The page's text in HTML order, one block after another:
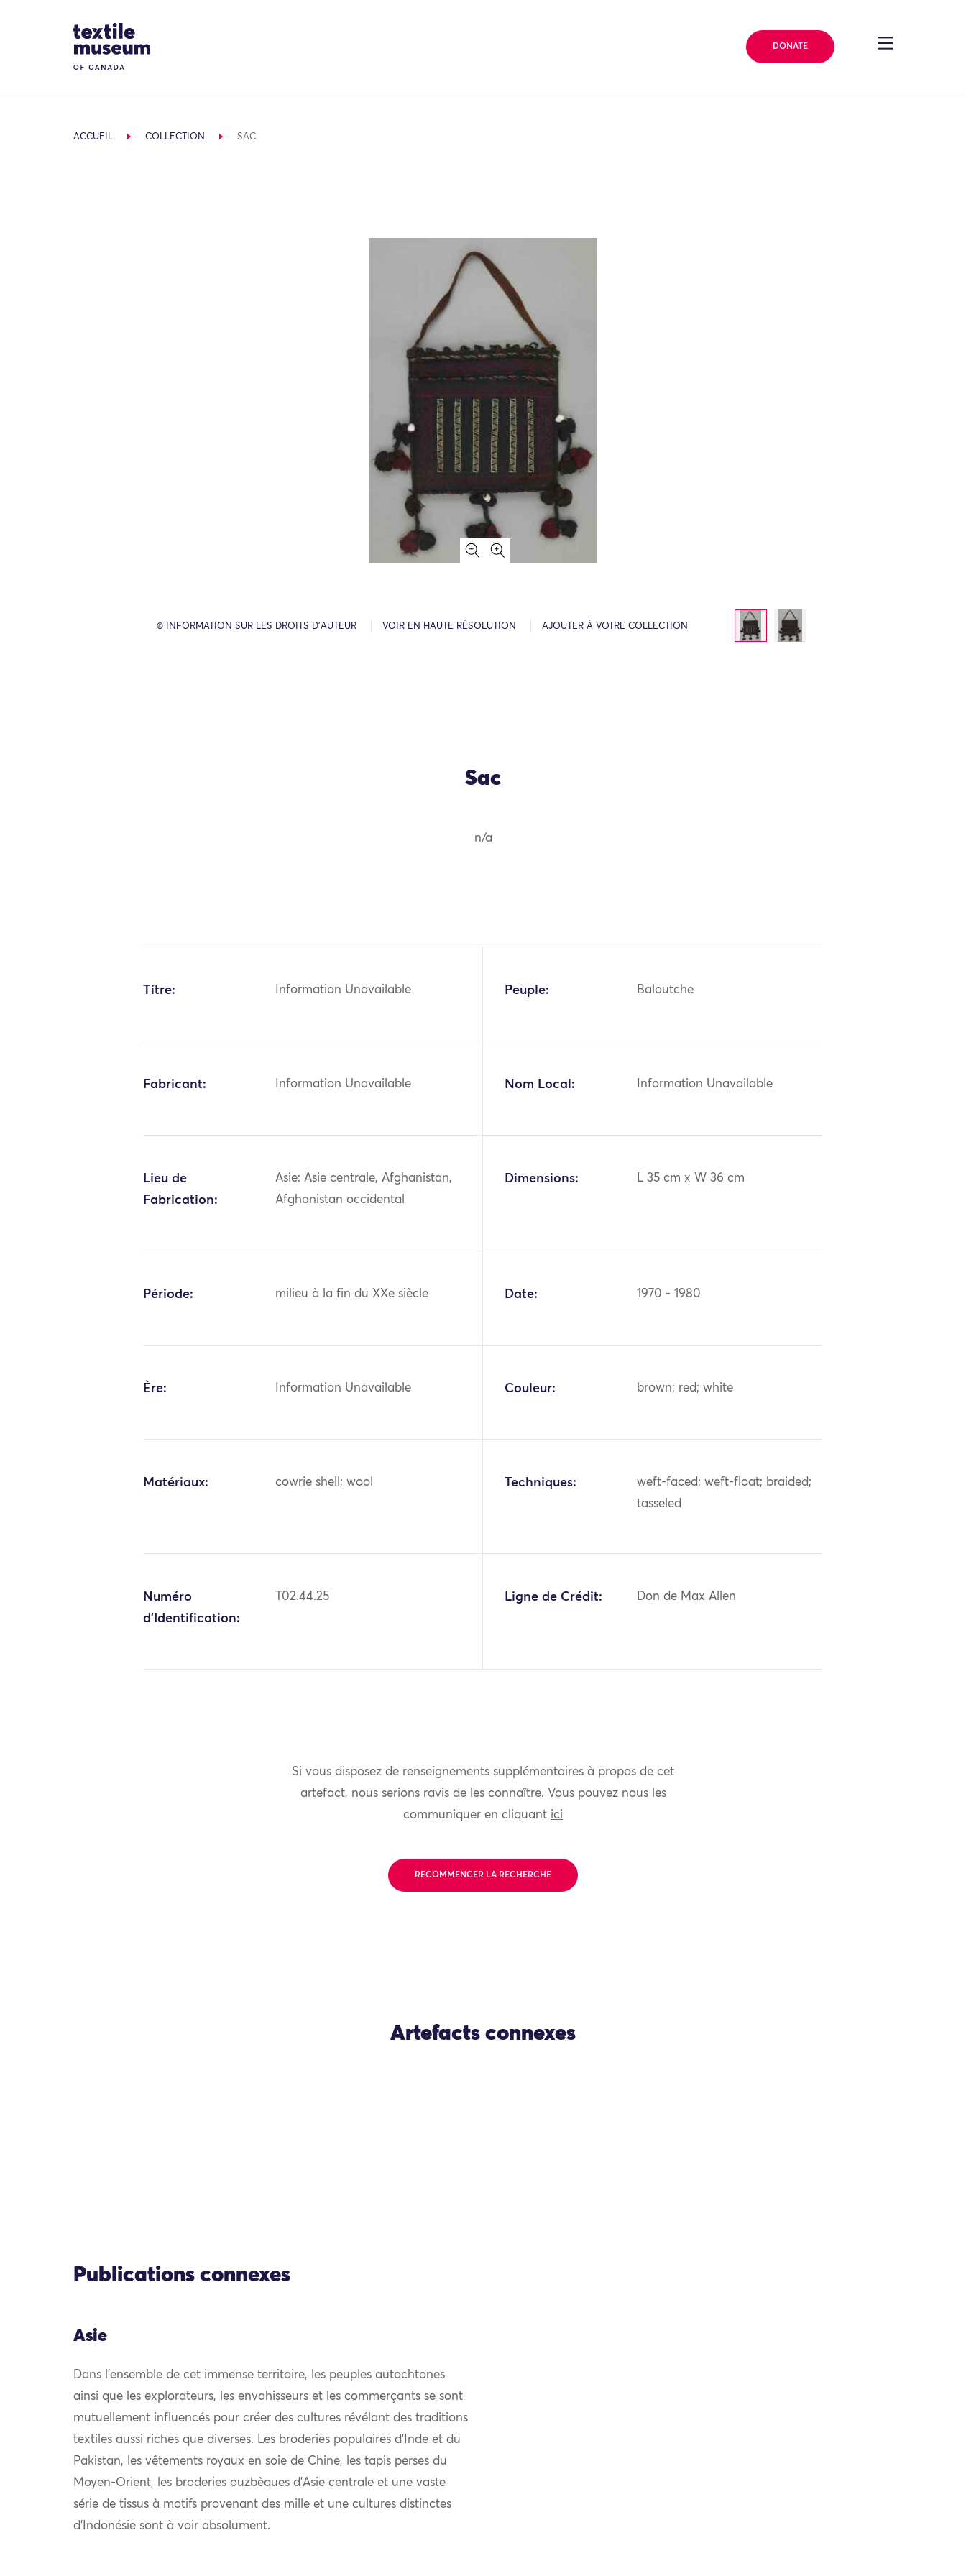
Site Logo
DONATE
ACCUEIL COLLECTION SAC
© INFORMATION SUR LES DROITS D’AUTEUR VOIR EN HAUTE RÉSOLUTION AJOUTER À VOTRE COLLECTION
Sac
n/a
Titre: Information Unavailable Peuple: Baloutche
Fabricant: Information Unavailable Nom Local: Information Unavailable
Lieu de
Fabrication:
Asie: Asie centrale, Afghanistan,
Afghanistan occidental
Dimensions: L 35 cm x W 36 cm
Période: milieu à la fin du XXe siècle Date: 1970 - 1980
Ère: Information Unavailable Couleur: brown; red; white
Matériaux: cowrie shell; wool Techniques:
weft-faced; weft-float; braided;
tasseled
Numéro
d'Identification:
T02.44.25 Ligne de Crédit: Don de Max Allen
Si vous disposez de renseignements supplémentaires à propos de cet
artefact, nous serions ravis de les connaître. Vous pouvez nous les
communiquer en cliquant ici
RECOMMENCER LA RECHERCHE
Artefacts connexes
Publications connexes
Asie
Dans l’ensemble de cet immense territoire, les peuples autochtones
ainsi que les explorateurs, les envahisseurs et les commerçants se sont
mutuellement influencés pour créer des cultures révélant des traditions
textiles aussi riches que diverses. Les broderies populaires d’Inde et du
Pakistan, les vêtements royaux en soie de Chine, les tapis perses du
Moyen-Orient, les broderies ouzbèques d’Asie centrale et une vaste
série de tissus à motifs provenant des mille et une cultures distinctes
d’Indonésie sont à voir absolument.